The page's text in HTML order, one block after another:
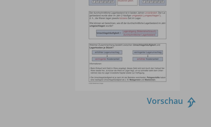
Vorschau